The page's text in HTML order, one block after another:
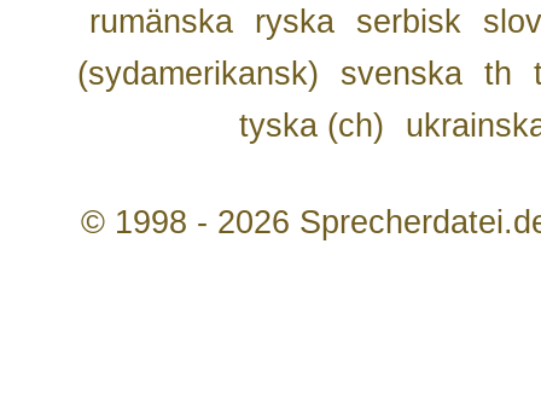
rumänska
ryska serbisk
(sydamerikansk)
svenska th
tyska (ch)
© 1998 - 2026